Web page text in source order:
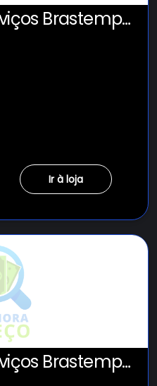
Brastemp
Ir à loja
Brastemp